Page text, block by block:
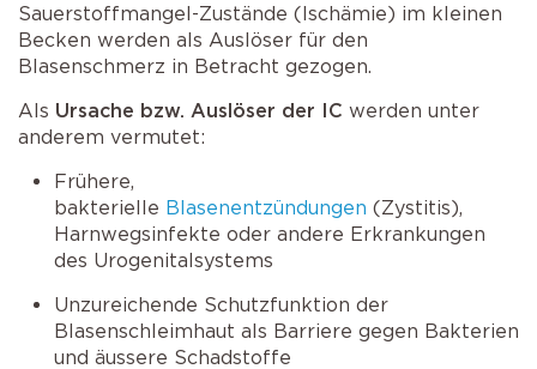
Sauerstoffmangel-Zustände (Ischämie) im kleinen
Becken werden als Auslöser für den
Blasenschmerz in Betracht gezogen.
Als Ursache bzw. Auslöser der IC werden unter
anderem vermutet:
Frühere,
bakterielle Blasenentzündungen (Zystitis),
Harnwegsinfekte oder andere Erkrankungen
des Urogenitalsystems
Unzureichende Schutzfunktion der
Blasenschleimhaut als Barriere gegen Bakterien
und äussere Schadstoffe